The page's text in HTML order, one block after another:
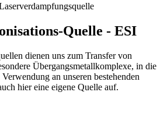
Quelle - ESI
dienen uns zum Transfer von
Übergangsmetallkomplexe, in die
an unseren bestehenden
hier eine eigene Quelle auf.